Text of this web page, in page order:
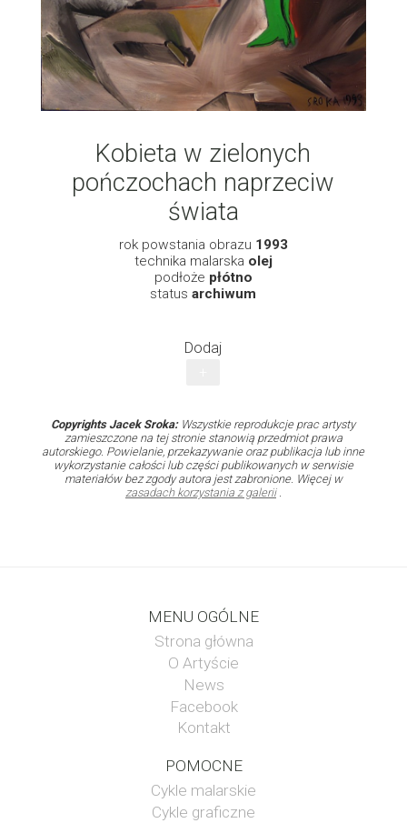
Kobieta w zielonych
pończochach naprzeciw
świata
rok powstania obrazu 1993
technika malarska olej
podłoże płótno
status archiwum
Dodaj
Copyrights Jacek Sroka:Wszystkie reprodukcje prac artysty
zamieszczone na tej stronie stanowią przedmiot prawa
autorskiego. Powielanie, przekazywanie oraz publikacja lub inne
wykorzystanie całości lub części publikowanych w serwisie
materiałów bez zgody autora jest zabronione. Więcej w
zasadach korzystania z galerii.
MENU OGÓLNE
Strona główna
O Artyście
News
Facebook
Kontakt
POMOCNE
Cykle malarskie
Cykle graficzne